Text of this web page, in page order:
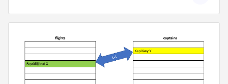
... mert megéri!